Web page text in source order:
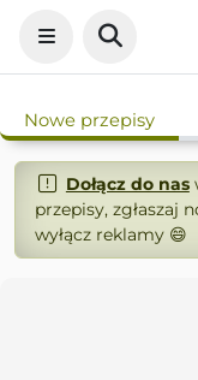
Nowe przepisy
Dołącz do nas
przepisy, zgłaszaj
wyłącz reklamy 😄